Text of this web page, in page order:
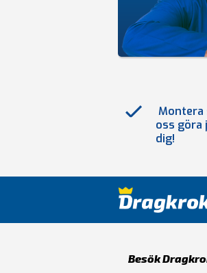
Montera
oss göra
dig!
Besök